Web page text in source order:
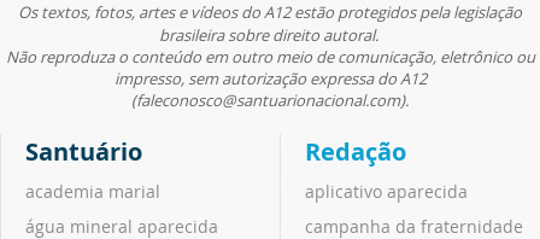
Os textos, fotos, artes e vídeos do A12 estão protegidos pela legislação
brasileira sobre direito autoral.
Não reproduza o conteúdo em outro meio de comunicação, eletrônico ou
impresso, sem autorização expressa do A12
(faleconosco@santuarionacional.com).
Santuário
academia marial
água mineral aparecida
Redação
aplicativo aparecida
campanha da fraternidade